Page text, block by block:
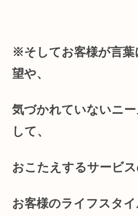
※そしてお客様が言葉
望や、
気づかれていないニ
して、
おこたえするサービス
お客様のライフスタ